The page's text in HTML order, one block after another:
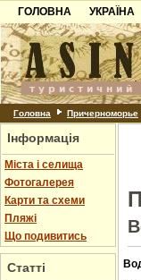
ГОЛОВНА
УКРАЇНА
Карпати
Азов
Шацьк
Головна Причерноморье
Інформація
Міста і селища
Фотогалерея
Карти та схеми
Пляжі
Що подивитись
Статті